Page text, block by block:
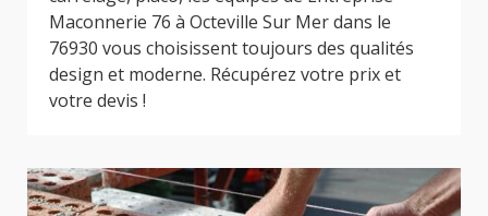
Maconnerie 76 à Octeville Sur Mer dans le
76930 vous choisissent toujours des qualités
design et moderne. Récupérez votre prix et
votre devis !